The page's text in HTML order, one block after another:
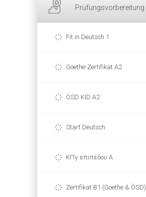
Prüfungsvorbereitung
Fit in Deutsch 1
Goethe-Zertifikat A2
ÖSD KID A2
Start Deutsch
ΚΠγ επιπέδου Α
Zertifikat B1 (Goethe & ÖSD)